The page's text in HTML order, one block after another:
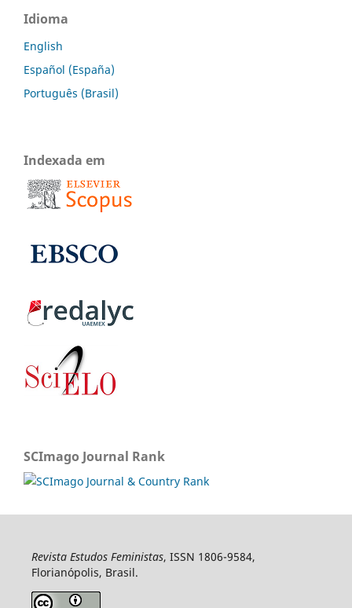
Idioma
English
Español (España)
Português (Brasil)
Indexada em
SCImago Journal Rank
Revista Estudos Feministas, ISSN 1806-9584,
Florianópolis, Brasil.